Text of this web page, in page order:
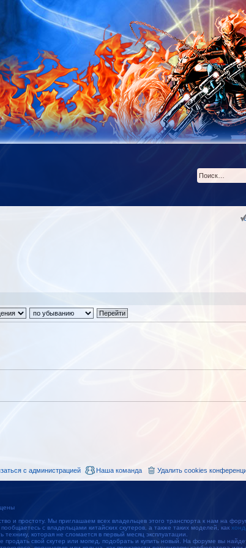
Удалить cookies
Наша команда
с администрацией
и простоту. Мы приглашаем всех владельцев этого транспорта к нам на
с владельцами китайских скутеров, а также таких моделей, как
которая не сломается в первый месяц эксплуатации.
свой скутер или мопед, подобрать и купить новый. На форуме вы